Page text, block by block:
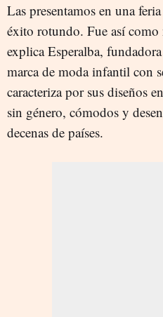
Las presentamos en una
éxito rotundo. Fue así como
explica Esperalba,
marca de moda infantil con
caracteriza por sus diseños
sin género, cómodos y
decenas de países.